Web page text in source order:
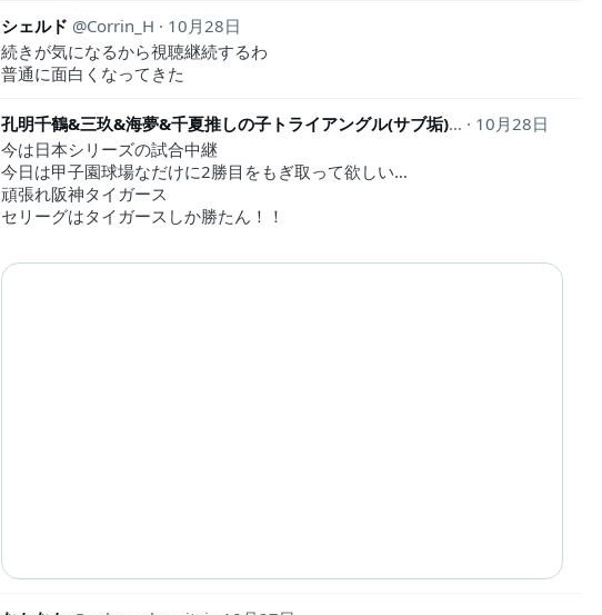
シェルド Corrin_H
10月28日
続きが気になるから視聴継続するわ
普通に面白くなってきた
孔明千鶴&三玖&海夢&千夏推しの子トライアングル(サブ垢) koumei_1993sub1
10月28日
今は日本シリーズの試合中継
今日は甲子園球場なだけに2勝目をもぎ取って欲しい…
頑張れ阪神タイガース
セリーグはタイガースしか勝たん！！